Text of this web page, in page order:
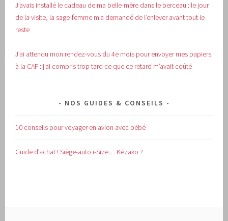
J’avais installé le cadeau de ma belle-mère dans le berceau : le jour
de la visite, la sage-femme m’a demandé de l’enlever avant tout le
reste
J’ai attendu mon rendez-vous du 4e mois pour envoyer mes papiers
à la CAF : j’ai compris trop tard ce que ce retard m’avait coûté
NOS GUIDES & CONSEILS
10 conseils pour voyager en avion avec bébé
Guide d’achat !Siège-auto i-Size… Kézako ?